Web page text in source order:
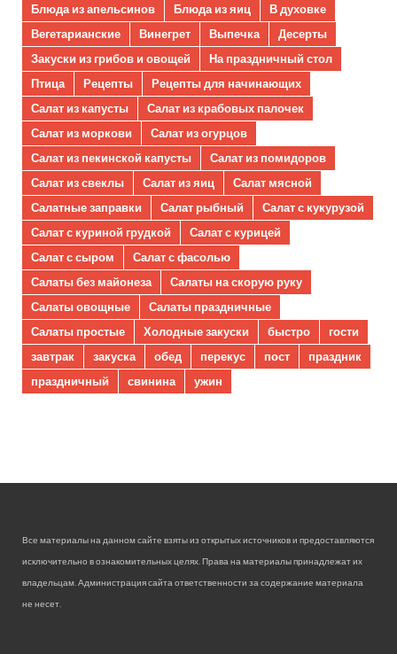
Блюда из апельсинов Блюда из яиц
В духовке
Вегетарианские
Винегрет Выпечка
Десерты
Закуски из грибов и овощей
На праздничный стол
Птица
Рецепты
Рецепты для начинающих
Салат из капусты
Салат из крабовых палочек
Салат из моркови
Салат из огурцов
Салат из пекинской капусты
Салат из помидоров
Салат из свеклы
Салат из яиц
Салат мясной
Салатные заправки
Салат рыбный
Салат с кукурузой
Салат с куриной грудкой
Салат с курицей
Салат с сыром
Салат с фасолью
Салаты без майонеза
Салаты на скорую руку
Салаты овощные
Салаты праздничные
Салаты простые
Холодные закуски быстро
гости
завтрак
закуска обед перекус пост
праздник
праздничный
свинина ужин
Все материалы на данном сайте взяты из открытых источников и предоставляются
исключительно в ознакомительных целях. Права на материалы принадлежат их
владельцам. Администрация сайта ответственности за содержание материала
не несет.